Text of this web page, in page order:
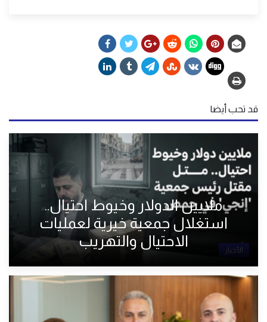
قد تحب أيضا
الأخبار
ملايين الدولار وخيوط احتيال..
استغلال جمعية خيرية لعمليات
الاحتيال والتهريب